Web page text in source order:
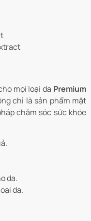
mọi loại da Premium
chỉ là sản phẩm mặt
chăm sóc sức khỏe
da.
da.